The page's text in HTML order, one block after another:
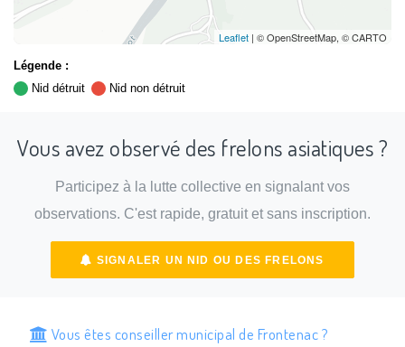
Leaflet | © OpenStreetMap, © CARTO
Légende :
Nid détruit
Nid non détruit
Vous avez observé des frelons asiatiques ?
Participez à la lutte collective en signalant vos
observations. C'est rapide, gratuit et sans inscription.
SIGNALER UN NID OU DES FRELONS
Vous êtes conseiller municipal de Frontenac ?